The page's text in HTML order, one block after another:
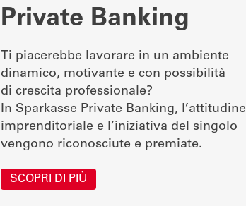
Private Banking
Ti piacerebbe lavorare in un ambiente
dinamico, motivante e con possibilità
di crescita professionale?
In Sparkasse Private Banking, l’attitudine
imprenditoriale e l’iniziativa del singolo
vengono riconosciute e premiate.
SCOPRI DI PIÙ